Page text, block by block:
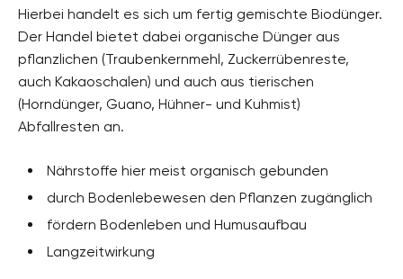
Hierbei handelt es sich um fertig gemischte Biodünger.
Der Handel bietet dabei organische Dünger aus
pflanzlichen (Traubenkernmehl, Zuckerrübenreste,
auch Kakaoschalen) und auch aus tierischen
(Horndünger, Guano, Hühner- und Kuhmist)
Abfallresten an.
Nährstoffe hier meist organisch gebunden
durch Bodenlebewesen den Pflanzen zugänglich
fördern Bodenleben und Humusaufbau
Langzeitwirkung